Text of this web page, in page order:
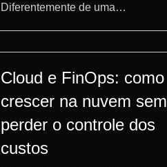
Diferentemente de uma…
Cloud e FinOps: como
crescer na nuvem sem
perder o controle dos
custos